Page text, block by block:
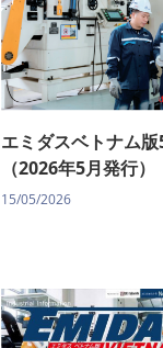
エミダスベトナム
（2026年5月発行）
15/05/2026